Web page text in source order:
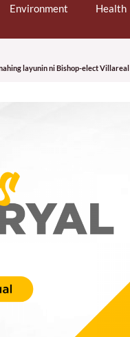
Environment Health
layunin ni Bishop-elect Villareal